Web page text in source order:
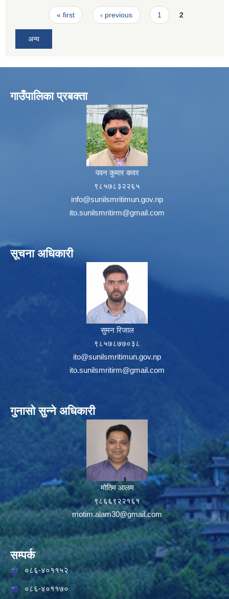
Pages« first ‹ previous 1 2
अन्य
गाउँपालिका प्रबक्ता
पवन कुमार कवर
९८५७८३२२६५
info@sunilsmritimun.gov.np
ito.sunilsmritirm@gmail.com
सूचना अधिकारी
सुमन रिजाल
९८५७८७७०३८
ito@sunilsmritimun.gov.np
ito.sunilsmritirm@gmail.com
गुनासो सुन्ने अधिकारी
मोतिम आलम
९८६६९२२१६१
motim.alam30@gmail.com
सम्पर्क
०८६-४०११५२
०८६-४०११७०